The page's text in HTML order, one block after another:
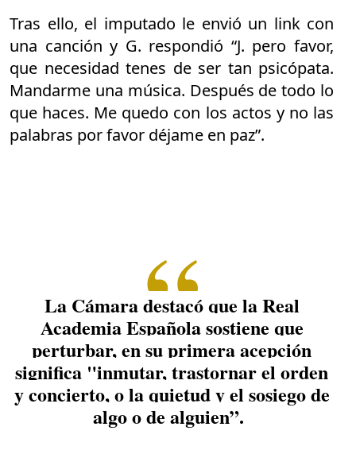
Tras ello, el imputado le envió un link con
una canción y G. respondió “J. pero favor,
que necesidad tenes de ser tan psicópata.
Mandarme una música. Después de todo lo
que haces. Me quedo con los actos y no las
palabras por favor déjame en paz”.
La Cámara destacó que la Real
Academia Española sostiene que
perturbar, en su primera acepción
significa "inmutar, trastornar el orden
y concierto, o la quietud y el sosiego de
algo o de alguien”.